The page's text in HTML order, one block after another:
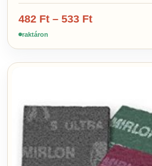
482 Ft – 533 Ft
raktáron